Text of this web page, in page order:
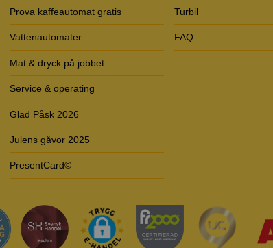
Prova kaffeautomat gratis
Vattenautomater
Mat & dryck på jobbet
Service & operating
Glad Påsk 2026
Julens gåvor 2025
PresentCard©
Turbil
FAQ